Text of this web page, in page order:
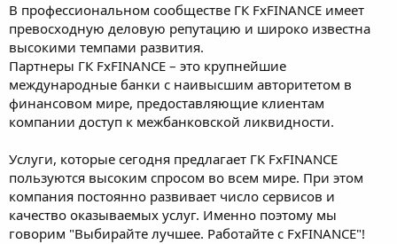
В профессиональном сообществе ГК FxFINANCE имеет
превосходную деловую репутацию и широко известна
высокими темпами развития.
Партнеры ГК FxFINANCE – это крупнейшие
международные банки с наивысшим авторитетом в
финансовом мире, предоставляющие клиентам
компании доступ к межбанковской ликвидности.
Услуги, которые сегодня предлагает ГК FxFINANCE
пользуются высоким спросом во всем мире. При этом
компания постоянно развивает число сервисов и
качество оказываемых услуг. Именно поэтому мы
говорим "Выбирайте лучшее. Работайте с FxFINANCE"!